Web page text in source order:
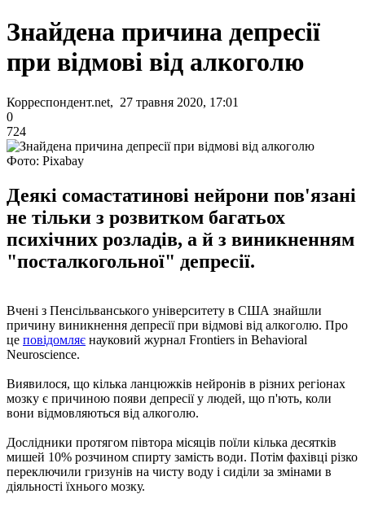
Знайдена причина депресії
при відмові від алкоголю
Корреспондент.net, 27 травня 2020, 17:01
0
724
Фото: Pixabay
Деякі сомастатинові нейрони пов'язані
не тільки з розвитком багатьох
психічних розладів, а й з виникненням
"посталкогольної" депресії.
Вчені з Пенсільванського університету в США знайшли
причину виникнення депресії при відмові від алкоголю. Про
це повідомляє науковий журнал Frontiers in Behavioral
Neuroscience.
Виявилося, що кілька ланцюжків нейронів в різних регіонах
мозку є причиною появи депресії у людей, що п'ють, коли
вони відмовляються від алкоголю.
Дослідники протягом півтора місяців поїли кілька десятків
мишей 10% розчином спирту замість води. Потім фахівці різко
переключили гризунів на чисту воду і сиділи за змінами в
діяльності їхнього мозку.